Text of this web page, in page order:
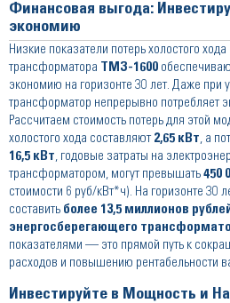
Финансовая выгода:
экономию
Низкие показатели потерь холостого
трансформатора ТМЗ-1600
экономию на горизонте 30 лет. Даже при
трансформатор непрерывно потребляет
Рассчитаем стоимость потерь для этой
холостого хода составляют 2,65 кВт, а
16,5 кВт, годовые затраты на
трансформатором, могут превышать 450
стоимости 6 руб/кВт*ч). На горизонте 30
составить более 13,5 миллионов
энергосберегающего
показателями — это прямой путь к
расходов и повышению рентабельности
Инвестируйте в Мощность и